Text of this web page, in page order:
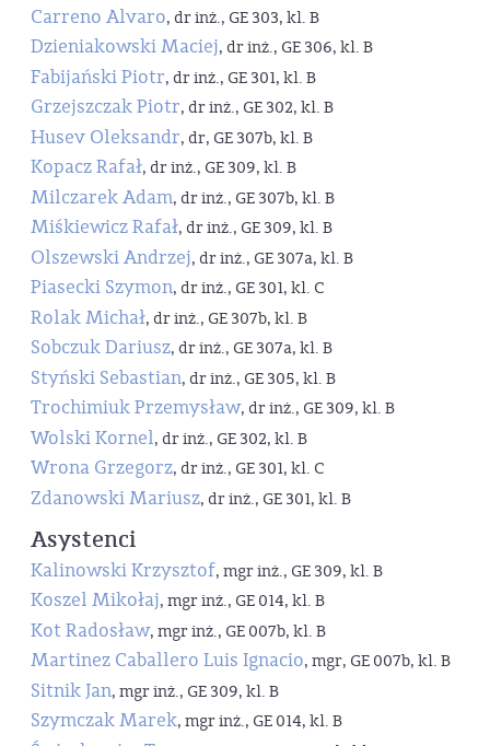
Carreno Alvaro, dr inż., GE 303, kl. B
Dzieniakowski Maciej, dr inż., GE 306, kl. B
Fabijański Piotr, dr inż., GE 301, kl. B
Grzejszczak Piotr, dr inż., GE 302, kl. B
Husev Oleksandr, dr, GE 307b, kl. B
Kopacz Rafał, dr inż., GE 309, kl. B
Milczarek Adam, dr inż., GE 307b, kl. B
Miśkiewicz Rafał, dr inż., GE 309, kl. B
Olszewski Andrzej, dr inż., GE 307a, kl. B
Piasecki Szymon, dr inż., GE 301, kl. C
Rolak Michał, dr inż., GE 307b, kl. B
Sobczuk Dariusz, dr inż., GE 307a, kl. B
Styński Sebastian, dr inż., GE 305, kl. B
Trochimiuk Przemysław, dr inż., GE 309, kl. B
Wolski Kornel, dr inż., GE 302, kl. B
Wrona Grzegorz, dr inż., GE 301, kl. C
Zdanowski Mariusz, dr inż., GE 301, kl. B
Asystenci
Kalinowski Krzysztof, mgr inż., GE 309, kl. B
Koszel Mikołaj, mgr inż., GE 014, kl. B
Kot Radosław, mgr inż., GE 007b, kl. B
Martinez Caballero Luis Ignacio, mgr, GE 007b, kl. B
Sitnik Jan, mgr inż., GE 309, kl. B
Szymczak Marek, mgr inż., GE 014, kl. B